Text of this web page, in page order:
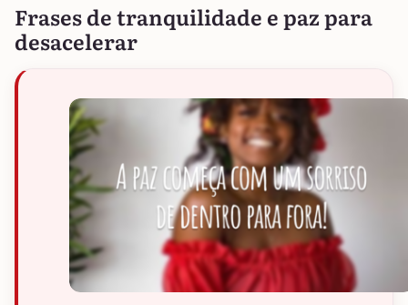
Frases de tranquilidade e paz para
desacelerar